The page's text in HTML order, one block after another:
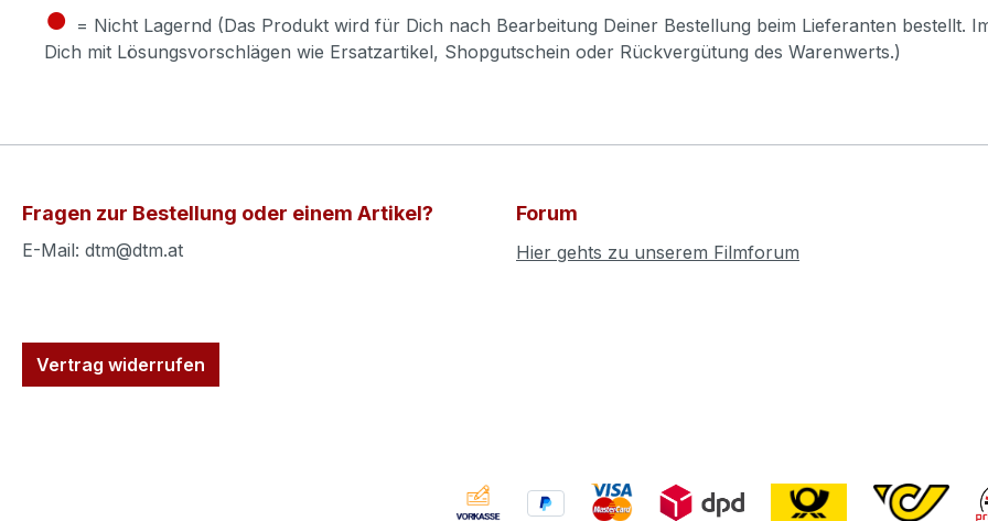
● = Nicht Lagernd (Das Produkt wird für Dich nach Bearbeitung Deiner Bestellung beim Lieferanten bestellt.
Dich mit Lösungsvorschlägen wie Ersatzartikel, Shopgutschein oder Rückvergütung des Warenwerts.)
Fragen zur Bestellung oder einem Artikel?
E-Mail: dtm@dtm.at
Vertrag widerrufen
Forum
Hier gehts zu unserem Filmforum